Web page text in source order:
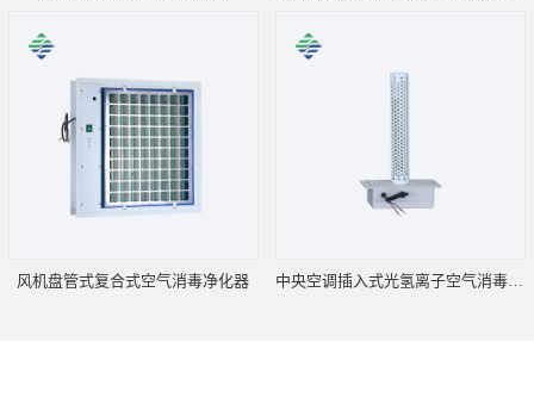
风机盘管式复合式空气消毒净化器 中央空调插入式光氢离子空气消毒净化机